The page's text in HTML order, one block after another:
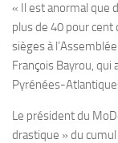
« Il est anormal que
plus de 40 pour cent
sièges à
François Bayrou,
Pyrénées-
Le président du
drastique » du